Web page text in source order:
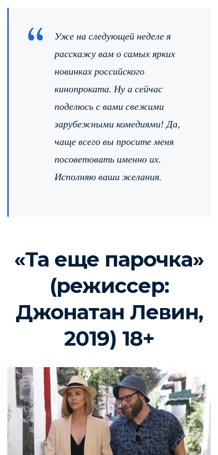
Уже на следующей неделе я
расскажу вам о самых ярких
новинках российского
кинопроката. Ну а сейчас
поделюсь с вами свежими
зарубежными комедиями! Да,
чаще всего вы просите меня
посоветовать именно их.
Исполняю ваши желания.
«Та еще парочка»
(режиссер:
Джонатан Левин,
2019) 18+